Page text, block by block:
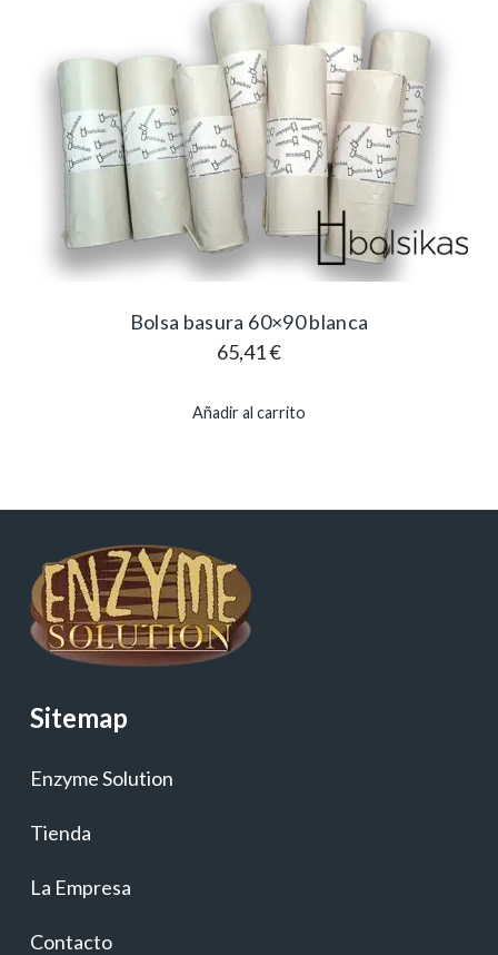
Bolsa basura 60×90 blanca
65,41€
Añadir al carrito
Sitemap
Enzyme Solution
Tienda
La Empresa
Contacto